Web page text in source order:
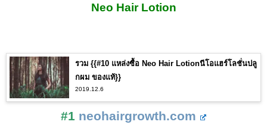
Neo Hair Lotion
รวม {{#10 แหล่งซื้อ Neo Hair Lotionนีโอแฮร์โลชั่นปลู
กผม ของแท้}}
2019.12.6
#1 neohairgrowth.com